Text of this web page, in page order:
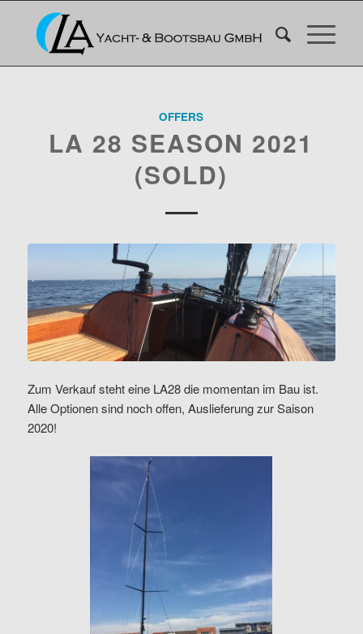
OFFERS
LA 28 SEASON 2021
(SOLD)
Zum Verkauf steht eine LA28 die momentan im Bau ist.
Alle Optionen sind noch offen, Auslieferung zur Saison
2020!